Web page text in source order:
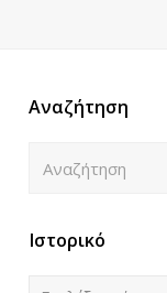
Αναζήτηση
Ιστορικό
Ιστορικό